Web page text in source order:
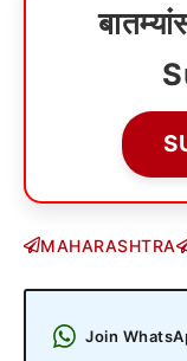
MAHARASHTRA
Join